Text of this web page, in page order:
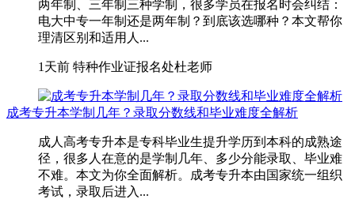
两年制、三年制三种学制，很多学员在报名时会纠结：
电大中专一年制还是两年制？到底该选哪种？本文帮你
理清区别和适用人...
1天前 特种作业证报名处杜老师
成考专升本学制几年？录取分数线和毕业难度全解析
成人高考专升本是专科毕业生提升学历到本科的成熟途
径，很多人在意的是学制几年、多少分能录取、毕业难
不难。本文为你全面解析。成考专升本由国家统一组织
考试，录取后进入...